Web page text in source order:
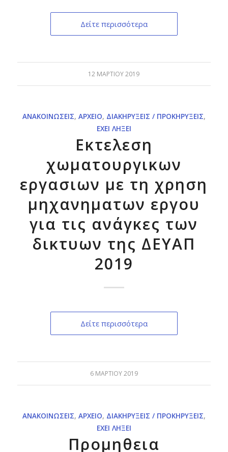
Δείτε περισσότερα
12 ΜΑΡΤΊΟΥ 2019
ΑΝΑΚΟΙΝΏΣΕΙΣ, ΑΡΧΕΊΟ, ΔΙΑΚΗΡΎΞΕΙΣ / ΠΡΟΚΗΡΎΞΕΙΣ,
ΈΧΕΙ ΛΉΞΕΙ
Εκτελεση
χωματουργικων
εργασιων με τη χρηση
μηχανηματων εργου
για τις ανάγκες των
δικτυων της ΔΕΥΑΠ
2019
Δείτε περισσότερα
6 ΜΑΡΤΊΟΥ 2019
ΑΝΑΚΟΙΝΏΣΕΙΣ, ΑΡΧΕΊΟ, ΔΙΑΚΗΡΎΞΕΙΣ / ΠΡΟΚΗΡΎΞΕΙΣ,
ΈΧΕΙ ΛΉΞΕΙ
Προμηθεια